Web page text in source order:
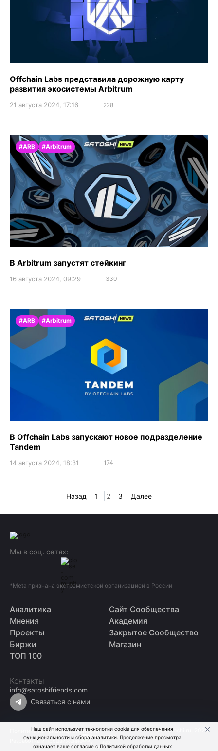
Offchain Labs представила дорожную карту
развития экосистемы Arbitrum
21 августа 2024, 17:16 228
#ARB #Arbitrum
В Arbitrum запустят стейкинг
16 августа 2024, 09:29 330
#ARB #Arbitrum
В Offchain Labs запускают новое подразделение
Tandem
14 августа 2024, 18:31 174
Назад 1 2 3 Далее
Мы в соц. сетях:
*Meta признана экстремистской организацией в России
Аналитика
Мнения
Проекты
Биржи
ТОП 100
Сайт Сообщества
Академия
Закрытое Сообщество
Магазин
Контакты
info@satoshifriends.com
Связаться с нами
© Satoshi.ru, 2026
Политика конфиденциальности
Разработка и продвижение
Наш сайт использует технологии cookie для обеспечения
функциональности и сбора аналитики. Продолжение просмотра
означает ваше согласие с Политикой обработки данных